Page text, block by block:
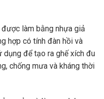
được làm bằng nhựa giả
hợp có tính đàn hồi và
dụng để tạo ra ghế xích đu
chống mưa và kháng thời